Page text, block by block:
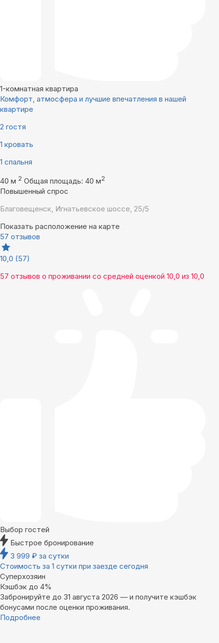
1-комнатная квартира
Комфорт, атмосфера и лучшие впечатления в нашей
квартире
2 гостя
1 кровать
1 спальня
40 м 2 Общая площадь: 40 м2
Повышенный спрос
Благовещенск, Игнатьевское шоссе, 25/5
Показать расположение на карте
57 отзывов
10,0 (57)
57 отзывов о проживании со средней оценкой 10,0 из 10,0
Выбор гостей
Быстрое бронирование
3 999 ₽ за сутки
Стоимость за 1 сутки при заезде сегодня
Суперхозяин
Кэшбэк до 4%
Забронируйте до 31 августа 2026 — и получите кэшбэк
бонусами после оценки проживания.
Подробнее